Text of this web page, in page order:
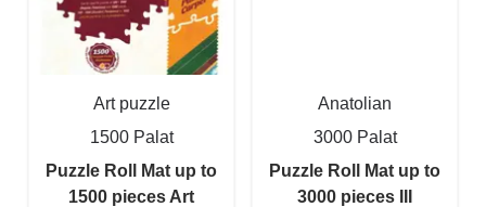
Art puzzle
1500 Palat
Puzzle Roll Mat up to
1500 pieces Art
Anatolian
3000 Palat
Puzzle Roll Mat up to
3000 pieces III